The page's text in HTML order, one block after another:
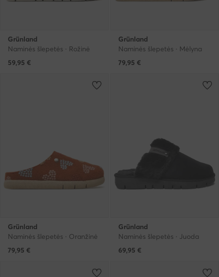
Grünland
Naminės šlepetės · Rožinė
59,95 €
Grünland
Naminės šlepetės · Mėlyna
79,95 €
Grünland
Naminės šlepetės · Oranžinė
79,95 €
Grünland
Naminės šlepetės · Juoda
69,95 €